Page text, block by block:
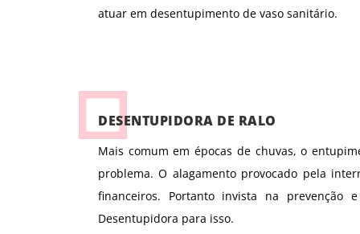
atuar em desentupimento de vaso sanitário.
DESENTUPIDORA DE RALO
Mais comum em épocas de chuvas, o
problema. O alagamento provocado pela
financeiros. Portanto invista na prevenção
Desentupidora para isso.